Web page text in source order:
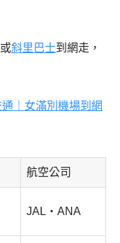
或斜里巴士到網走，
｜女滿別機場到網
航空公司
JAL・ANA